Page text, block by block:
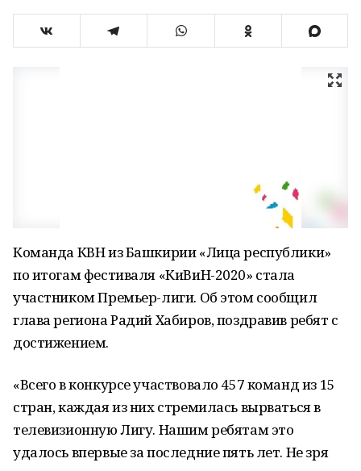
Команда КВН из Башкирии «Лица республики»
по итогам фестиваля «КиВиН-2020» стала
участником Премьер-лиги. Об этом сообщил
глава региона Радий Хабиров, поздравив ребят с
достижением.
«Всего в конкурсе участвовало 457 команд из 15
стран, каждая из них стремилась вырваться в
телевизионную Лигу. Нашим ребятам это
удалось впервые за последние пять лет. Не зря